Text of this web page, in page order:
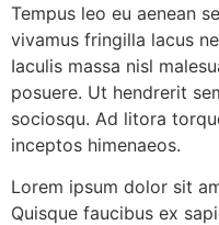
Tempus leo eu aenean
vivamus fringilla lacus
Iaculis massa nisl
posuere. Ut hendrerit
sociosqu. Ad litora
inceptos himenaeos.
Lorem ipsum dolor sit
Quisque faucibus ex